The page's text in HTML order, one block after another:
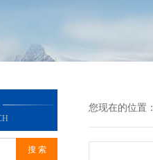
您现在的位置：